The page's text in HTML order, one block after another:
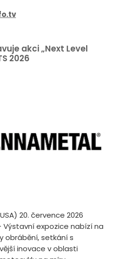
akci „Next Level
2026
20. července 2026
Výstavní expozice nabízí na
obrábění, setkání s
inovace v oblasti